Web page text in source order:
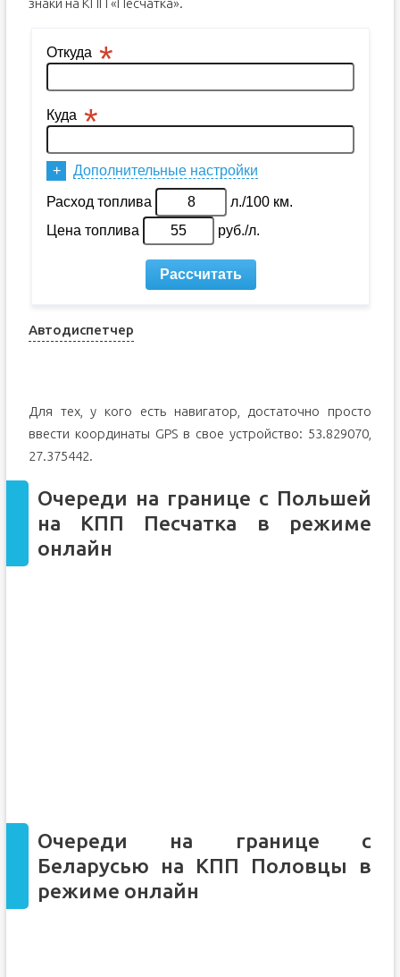
Автодиспетчер
Для тех, у кого есть навигатор, достаточно просто
ввести координаты GPS в свое устройство: 53.829070,
27.375442.
Очереди на границе с Польшей
на КПП Песчатка в режиме
онлайн
Очереди на границе с
Беларусью на КПП Половцы в
режиме онлайн